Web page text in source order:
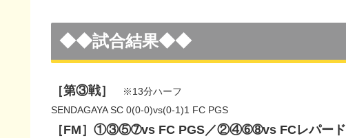
◆◆試合結果◆◆
［第③戦］
※13分ハーフ
SENDAGAYA SC 0(0-0)vs(0-1)1 FC PGS
［FM］①③⑤➆vs FC PGS／②④➅➇vs FCレパード